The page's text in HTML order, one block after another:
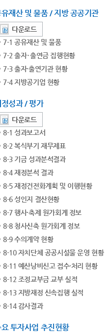
재산 및 물품 / 지방 공공기관
다운로드
7-1 공유재산 및 물품
7-2 출자･출연금 집행현황
7-3 출자·출연기관 현황
7-4 지방공기업 현황
성과 / 평가
다운로드
8-1 성과보고서
8-2 복식부기 재무제표
8-3 기금 성과분석결과
8-4 재정분석 결과
8-5 재정건전화계획 및 이행현황
8-6 성인지 결산현황
8-7 행사·축제 원가회계 정보
8-8 청사신축 원가회계 정보
8-9 수의계약 현황
8-10 자치단체 공공시설물 운영 현황
8-11 예산낭비신고 접수·처리 현황
8-12 조정교부금 교부 실적
8-13 지방재정 신속집행 실적
8-14 감사결과
투자사업 추진현황